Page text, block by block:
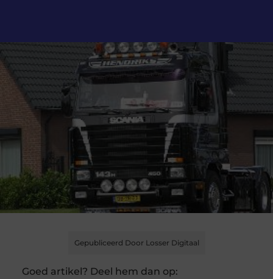
Gepubliceerd Door Losser Digitaal
Goed artikel? Deel hem dan op: